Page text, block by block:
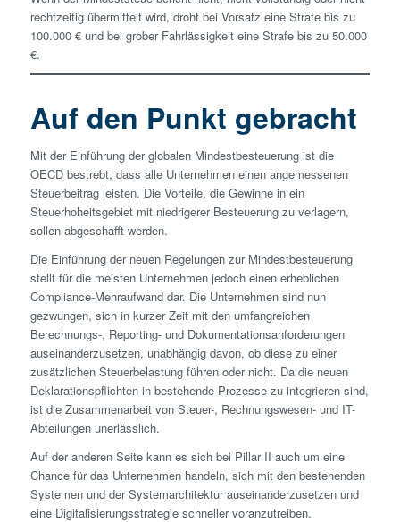
rechtzeitig übermittelt wird, droht bei Vorsatz eine Strafe bis zu
100.000 € und bei grober Fahrlässigkeit eine Strafe bis zu 50.000
€.
Auf den Punkt gebracht
Mit der Einführung der globalen Mindest­besteuerung ist die
OECD bestrebt, dass alle Unternehmen einen angemessenen
Steuerbeitrag leisten. Die Vorteile, die Gewinne in ein
Steuerhoheitsgebiet mit niedrigerer Besteuerung zu verlagern,
sollen abgeschafft werden.
Die Einführung der neuen Regelungen zur Mindest­besteuerung
stellt für die meisten Unternehmen jedoch einen erheblichen
Compliance-Mehraufwand dar. Die Unternehmen sind nun
gezwungen, sich in kurzer Zeit mit den umfangreichen
Berechnungs-, Reporting- und Dokumentationsanforderungen
auseinanderzusetzen, unabhängig davon, ob diese zu einer
zusätzlichen Steuerbelastung führen oder nicht. Da die neuen
Deklarations­pflichten in bestehende Prozesse zu integrieren sind,
ist die Zusammenarbeit von Steuer-, Rechnungswesen- und IT-
Abteilungen unerlässlich.
Auf der anderen Seite kann es sich bei Pillar II auch um eine
Chance für das Unternehmen handeln, sich mit den bestehenden
Systemen und der Systemarchitektur auseinanderzusetzen und
eine Digitalisierungsstrategie schneller voranzutreiben.